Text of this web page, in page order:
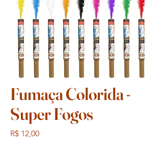
Fumaça Colorida -
Super Fogos
R$ 12,00Preço